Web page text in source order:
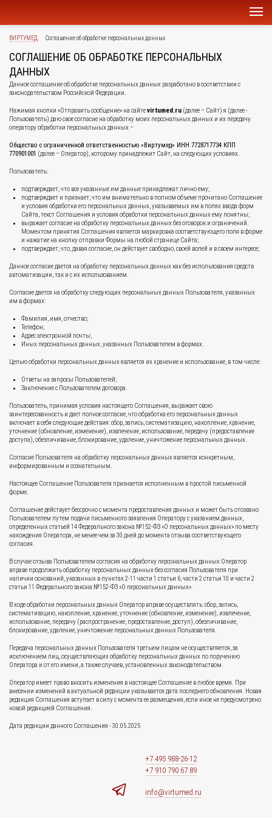
ВИРТУМЕД Соглашение об обработке персональных данных
СОГЛАШЕНИЕ ОБ ОБРАБОТКЕ ПЕРСОНАЛЬНЫХ
ДАННЫХ
Данное соглашение об обработке персональных данных разработано в соответствии с
законодательством Российской Федерации.
Нажимая кнопки «Отправить сообщение» на сайтеvirtumed.ru (далее – Сайт) я (далее -
Пользователь) даю свое согласие на обработку моих персональных данных и их передачу
оператору обработки персональных данных –
Общество с ограниченной ответственностью «Виртумед» ИНН 7728717734 КПП
770901001 (далее – Оператор), которому принадлежит Сайт, на следующих условиях.
Пользователь:
подтверждает, что все указанные им данные принадлежат лично ему;
подтверждает и признает, что им внимательно в полном объеме прочитано Соглашение
и условия обработки его персональных данных, указываемых им в полях ввода форм
Сайта, текст Соглашения и условия обработки персональных данных ему понятны;
выражает согласие на обработку персональных данных без оговорок и ограничений.
Моментом принятия Соглашения является маркировка соответствующего поля в форме
и нажатие на кнопку отправки Формы на любой странице Сайта;
подтверждает, что, давая согласие, он действует свободно, своей волей и в своем интересе;
Данное согласие дается на обработку персональных данных как без использования средств
автоматизации, так и с их использованием.
Согласие дается на обработку следующих персональных данных Пользователя, указанных
им в формах:
Фамилия, имя, отчество;
Телефон;
Адрес электронной почты;
Иных персональных данных, указанных Пользователем в формах.
Целью обработки персональных данных является их хранение и использование, в том числе:
Ответы на запросы Пользователей;
Заключение с Пользователем договора.
Пользователь, принимая условия настоящего Соглашения, выражает свою
заинтересованность и дает полное согласие, что обработка его персональных данных
включает в себя следующие действия: сбор, запись, систематизацию, накопление, хранение,
уточнение (обновление, изменение), извлечение, использование, передачу (предоставление
доступа), обезличивание, блокирование, удаление, уничтожение персональных данных.
Согласие Пользователя на обработку персональных данных является конкретным,
информированным и сознательным.
Настоящее Соглашение Пользователя признается исполненным в простой письменной
форме.
Соглашение действует бессрочно с момента предоставления данных и может быть отозвано
Пользователем путем подачи письменного заявления Оператору с указанием данных,
определенных статьей 14 Федерального закона №152-ФЗ «О персональных данных» по месту
нахождения Оператора, не менее чем за 30 дней до момента отзыва соответствующего
согласия.
В случае отзыва Пользователем согласия на обработку персональных данных Оператор
вправе продолжить обработку персональных данных без согласия Пользователя при
наличии оснований, указанных в пунктах 2-11 части 1 статьи 6, части 2 статьи 10 и части 2
статьи 11 Федерального закона №152-ФЗ «О персональных данных».
В ходе обработки персональных данных Оператор вправе осуществлять: сбор, запись,
систематизацию, накопление, хранение, уточнение (обновление, изменение), извлечение,
использование, передачу (распространение, предоставление, доступ), обезличивание,
блокирование, удаление, уничтожение персональных данных Пользователя.
Передача персональных данных Пользователя третьим лицам не осуществляется, за
исключением лиц, осуществляющих обработку персональных данных по поручению
Оператора и от его имени, а также случаев, установленных законодательством.
Оператор имеет право вносить изменения в настоящее Соглашение в любое время. При
внесении изменений в актуальной редакции указывается дата последнего обновления. Новая
редакция Соглашения вступает в силу с момента ее размещения, если иное не предусмотрено
новой редакцией Соглашения.
Дата редакции данного Соглашения - 30.05.2025
+7 495 988-26-12
+7 910 790 67 89
info@virtumed.ru